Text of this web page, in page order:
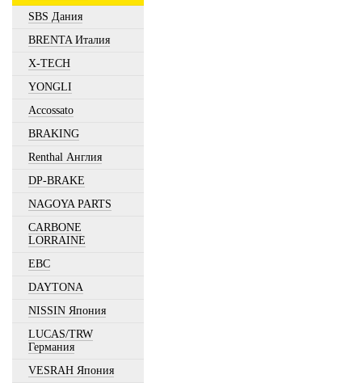
SBS Дания
BRENTA Италия
X-TECH
YONGLI
Accossato
BRAKING
Renthal Англия
DP-BRAKE
NAGOYA PARTS
CARBONE
LORRAINE
EBC
DAYTONA
NISSIN Япония
LUCAS/TRW
Германия
VESRAH Япония